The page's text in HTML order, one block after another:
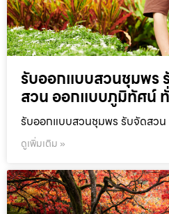
รับออกแบบสวนชุมพร
สวน ออกแบบภูมิทัศน์
รับออกแบบสวนชุมพร รับจัดสว
ดูเพิ่มเติม »